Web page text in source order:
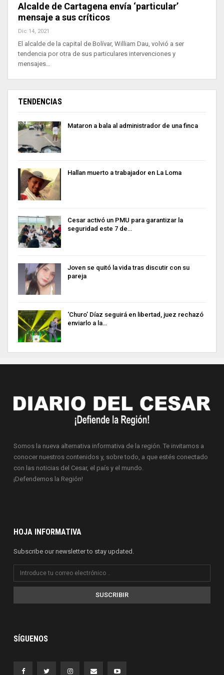
Alcalde de Cartagena envía ‘particular’
mensaje a sus críticos
Dic 14, 2021
El alcalde de la capital de Bolívar, William Dau, volvió a ser
tendencia por otra de sus particulares intervenciones y
mensajes…
TENDENCIAS
Mataron a bala al administrador de una finca
Hallan muerto a trabajador en La Loma
Cesar activó un PMU para garantizar la
seguridad este 7 de…
Joven se quitó la vida tras discutir con su
pareja
‘Churo’ Díaz seguirá en libertad, juez rechazó
enviarlo a la…
Somos la nueva alternativa informativa de la región. Te invitamos a
conocer nuestros contenidos y, sobre todo, a que estés conectado
con las noticias del Cesar, el país y el mundo.
¡Defendemos la Región!
HOJA INFORMATIVA
Subscribe our newsletter to stay updated.
SUSCRIBIR
SÍGUENOS